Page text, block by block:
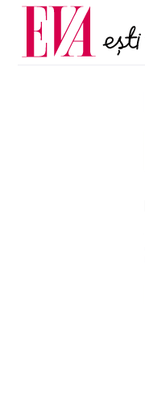
Carieră
Actualitate